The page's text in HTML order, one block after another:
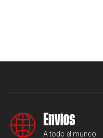
Envíos
A todo el mundo